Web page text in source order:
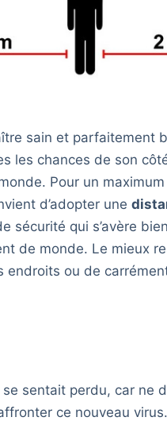
sain et parfaitement
les chances de son
Pour un
d’adopter une
sécurité qui s’avère
de monde. Le mieux
ou de
sentait perdu, car ne
ce nouveau